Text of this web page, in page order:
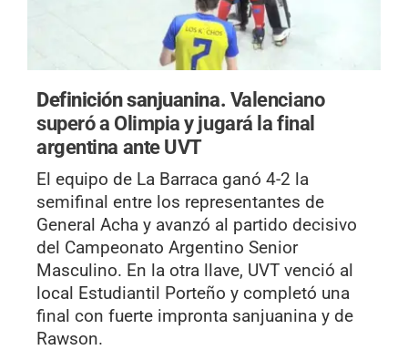
Definición sanjuanina. Valenciano
superó a Olimpia y jugará la final
argentina ante UVT
El equipo de La Barraca ganó 4-2 la
semifinal entre los representantes de
General Acha y avanzó al partido decisivo
del Campeonato Argentino Senior
Masculino. En la otra llave, UVT venció al
local Estudiantil Porteño y completó una
final con fuerte impronta sanjuanina y de
Rawson.